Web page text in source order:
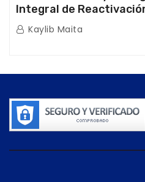
Integral de
Guaira
Kaylib Maita